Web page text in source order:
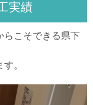
実績
らこそできる県下
。